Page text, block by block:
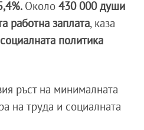
Около 430 000 души
работна заплата, каза
политика
ръст на минималната
на труда и социалната